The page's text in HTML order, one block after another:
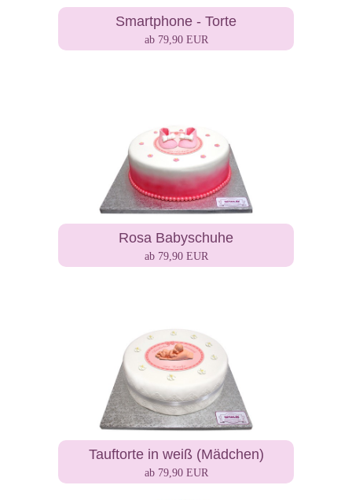
Smartphone - Torte
ab 79,90 EUR
Rosa Babyschuhe
ab 79,90 EUR
Tauftorte in weiß (Mädchen)
ab 79,90 EUR